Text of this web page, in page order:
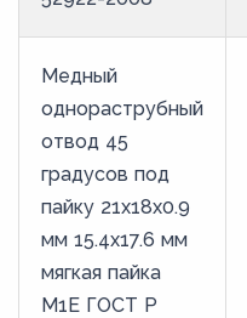
Медный
однораструбный
отвод 45
градусов под
пайку 21х18х0.9
мм 15.4х17.6 мм
мягкая пайка
М1Е ГОСТ Р